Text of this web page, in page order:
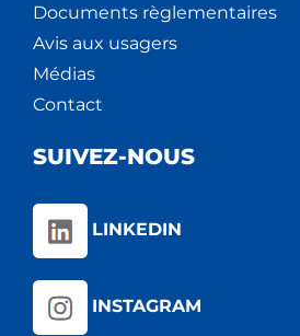
Documents règlementaires
Avis aux usagers
Médias
Contact
SUIVEZ-NOUS
LINKEDIN
INSTAGRAM